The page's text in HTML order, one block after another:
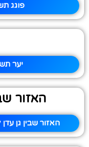
פוגג
יער
האזור
האזור שבין גן